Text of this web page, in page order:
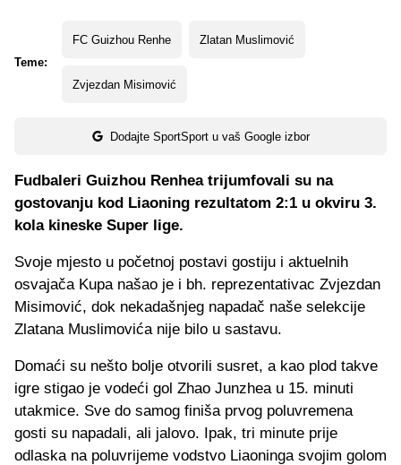
Teme:
FC Guizhou Renhe Zlatan Muslimović
Zvjezdan Misimović
Dodajte SportSport u vaš Google izbor
Fudbaleri Guizhou Renhea trijumfovali su na
gostovanju kod Liaoning rezultatom 2:1 u okviru 3.
kola kineske Super lige.
Svoje mjesto u početnoj postavi gostiju i aktuelnih
osvajača Kupa našao je i bh. reprezentativac Zvjezdan
Misimović, dok nekadašnjeg napadač naše selekcije
Zlatana Muslimovića nije bilo u sastavu.
Domaći su nešto bolje otvorili susret, a kao plod takve
igre stigao je vodeći gol Zhao Junzhea u 15. minuti
utakmice. Sve do samog finiša prvog poluvremena
gosti su napadali, ali jalovo. Ipak, tri minute prije
odlaska na poluvrijeme vodstvo Liaoninga svojim golom